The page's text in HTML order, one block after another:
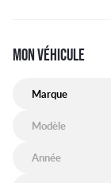
MON VÉHICULE